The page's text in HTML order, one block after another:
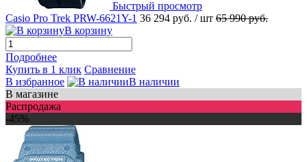
Быстрый просмотр
Casio Pro Trek PRW-6621Y-1 36 294 руб. / шт 65 990 руб.
В корзину
Подробнее
Купить в 1 клик Сравнение
В избранное
В наличии
В магазине
Распродажа
-45%